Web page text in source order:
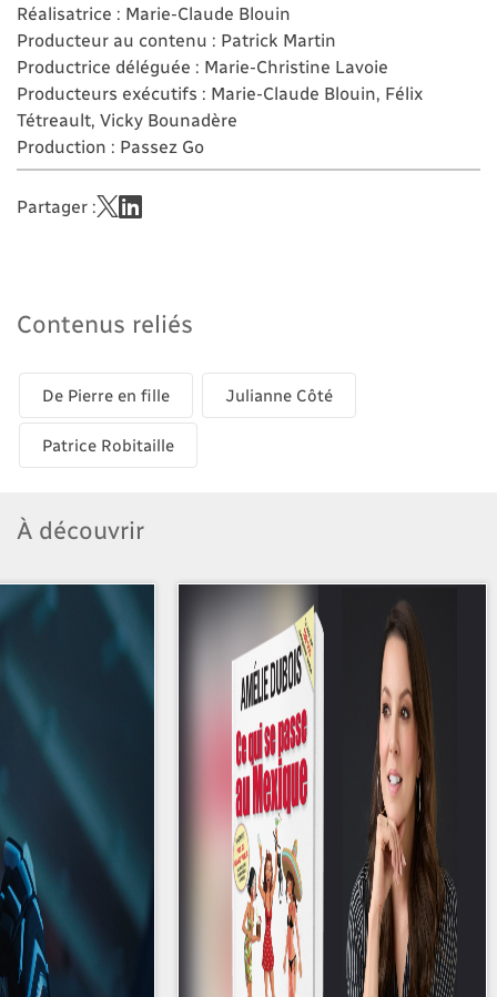
Réalisatrice : Marie-Claude Blouin
Producteur au contenu : Patrick Martin
Productrice déléguée : Marie-Christine Lavoie
Producteurs exécutifs : Marie-Claude Blouin, Félix
Tétreault, Vicky Bounadère
Production : Passez Go
Partager :
Contenus reliés
De Pierre en fille Julianne Côté
Patrice Robitaille
À découvrir